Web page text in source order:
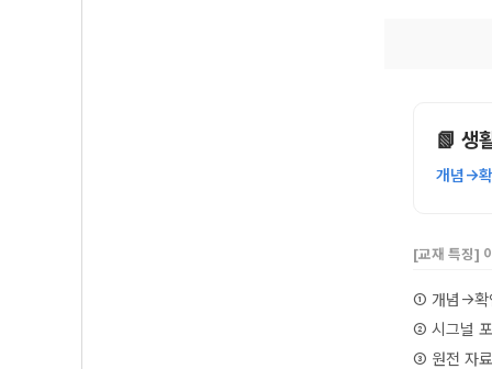
📗 생
개념→
[교재 특징]
① 개념→확
② 시그널
③ 원전 자